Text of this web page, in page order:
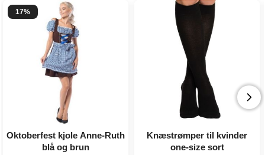
17%
Oktoberfest kjole Anne-Ruth
blå og brun
Knæstrømper til kvinder
one-size sort